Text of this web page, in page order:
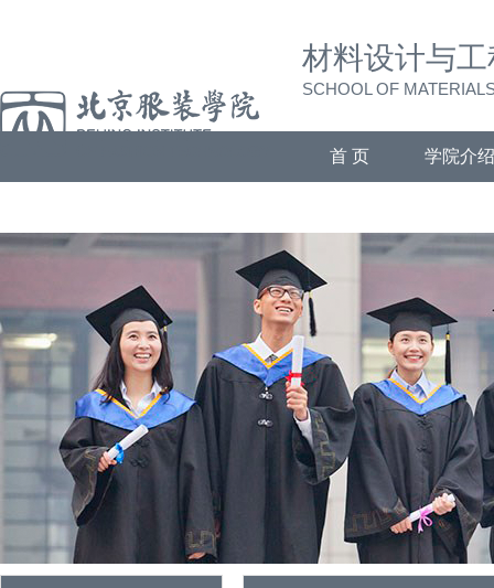
材料设计与
SCHOOL OF
首 页 学院介绍